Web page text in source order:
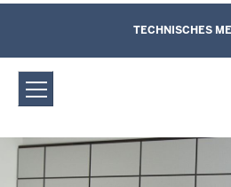
Amtsgericht
Sitzungstermine
Direkt zum Inhalt
Leichte Sprache,
und Kontaktformular
TECHNISCHES